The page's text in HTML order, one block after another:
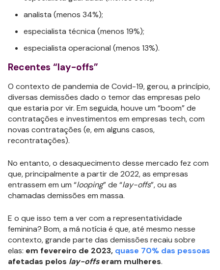
analista (menos 34%);
especialista técnica (menos 19%);
especialista operacional (menos 13%).
Recentes “lay-offs”
O contexto de pandemia de Covid-19, gerou, a princípio,
diversas demissões dado o temor das empresas pelo
que estaria por vir. Em seguida, houve um “boom” de
contratações e investimentos em empresas tech, com
novas contratações (e, em alguns casos,
recontratações).
No entanto, o desaquecimento desse mercado fez com
que, principalmente a partir de 2022, as empresas
entrassem em um “looping” de “lay-offs”, ou as
chamadas demissões em massa.
E o que isso tem a ver com a representatividade
feminina? Bom, a má notícia é que, até mesmo nesse
contexto, grande parte das demissões recaiu sobre
elas: em fevereiro de 2023, quase 70% das pessoas
afetadas pelos lay-offseram mulheres.